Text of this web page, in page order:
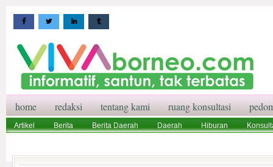
home redaksi tentang kami ruang konsultasi
Artikel Berita Berita Daerah Daerah Hiburan